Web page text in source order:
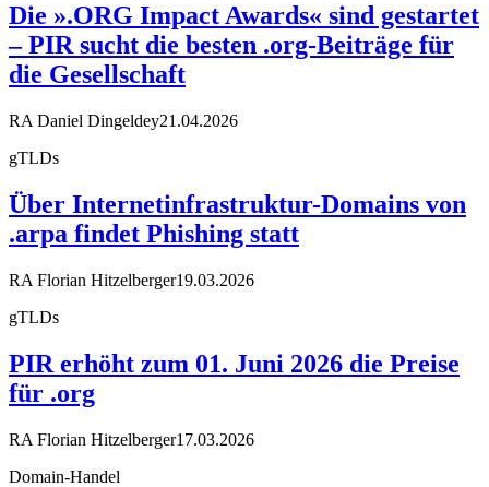
Die ».ORG Impact Awards« sind gestartet
– PIR sucht die besten .org-Beiträge für
die Gesellschaft
RA Daniel Dingeldey21.04.2026
gTLDs
Über Internetinfrastruktur-Domains von
.arpa findet Phishing statt
RA Florian Hitzelberger19.03.2026
gTLDs
PIR erhöht zum 01. Juni 2026 die Preise
für .org
RA Florian Hitzelberger17.03.2026
Domain-Handel